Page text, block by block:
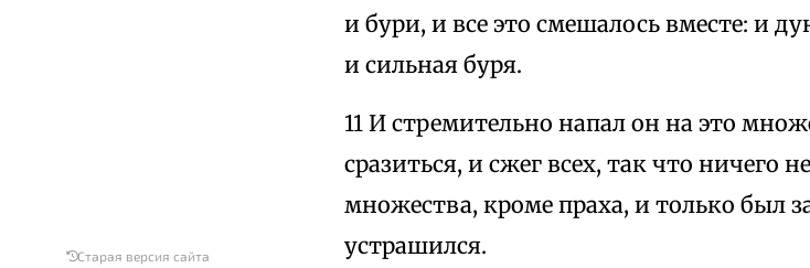
Старая версия сайта
и бури, и все это смешалось вместе: и
и сильная буря.
11 И стремительно напал он на это
сразиться, и сжег всех, так что ничего
множества, кроме праха, и только был
устрашился.